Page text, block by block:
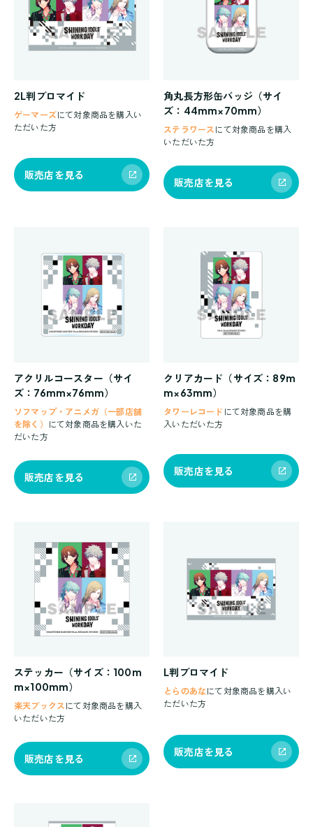
2L判ブロマイド
ゲーマーズにて対象商品を購入い
ただいた方
販売店を見る
角丸長方形缶バッジ（サイ
ズ：44mm×70mm）
ステラワース にて対象商品を購入
いただいた方
販売店を見る
アクリルコースター（サイ
ズ：76mm×76mm）
ソフマップ・アニメガ（一部店舗
を除く）
にて対象商品を購入いた
だいた方
販売店を見る
クリアカード（サイズ：89m
m×63mm）
タワーレコード にて対象商品を購
入いただいた方
販売店を見る
ステッカー（サイズ：100m
m×100mm）
楽天ブックス にて対象商品を購入
いただいた方
販売店を見る
L判ブロマイド
とらのあな にて対象商品を購入い
ただいた方
販売店を見る